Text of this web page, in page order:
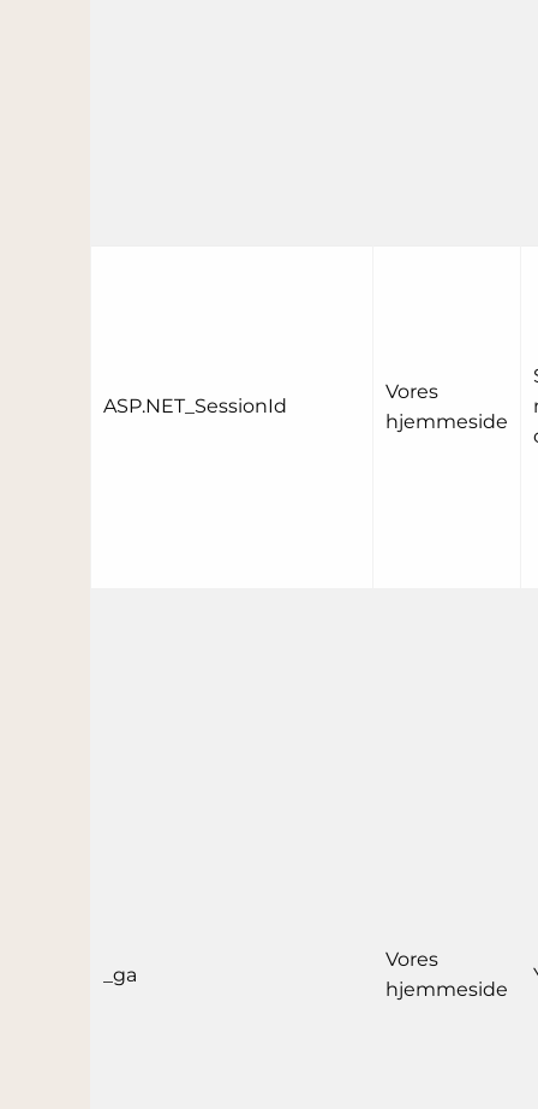
ASP.NET_SessionId
Vores
hjemmeside
_ga
Vores
hjemmeside